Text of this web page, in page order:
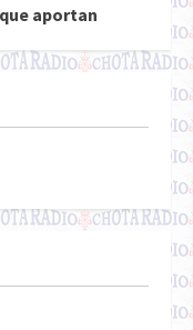
aportan